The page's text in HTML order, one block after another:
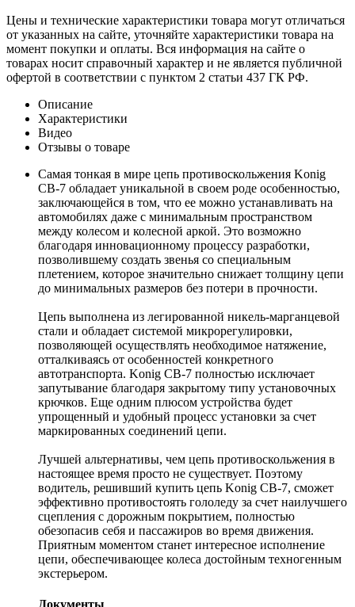
Цены и технические характеристики товара могут отличаться
от указанных на сайте, уточняйте характеристики товара на
момент покупки и оплаты. Вся информация на сайте о
товарах носит справочный характер и не является публичной
офертой в соответствии с пунктом 2 статьи 437 ГК РФ.
Описание
Характеристики
Видео
Отзывы о товаре
Самая тонкая в мире цепь противоскольжения Konig
CB-7 обладает уникальной в своем роде особенностью,
заключающейся в том, что ее можно устанавливать на
автомобилях даже с минимальным пространством
между колесом и колесной аркой. Это возможно
благодаря инновационному процессу разработки,
позволившему создать звенья со специальным
плетением, которое значительно снижает толщину цепи
до минимальных размеров без потери в прочности.
Цепь выполнена из легированной никель-марганцевой
стали и обладает системой микрорегулировки,
позволяющей осуществлять необходимое натяжение,
отталкиваясь от особенностей конкретного
автотранспорта. Konig CB-7 полностью исключает
запутывание благодаря закрытому типу установочных
крючков. Еще одним плюсом устройства будет
упрощенный и удобный процесс установки за счет
маркированных соединений цепи.
Лучшей альтернативы, чем цепь противоскольжения в
настоящее время просто не существует. Поэтому
водитель, решивший купить цепь Konig CB-7, сможет
эффективно противостоять гололеду за счет наилучшего
сцепления с дорожным покрытием, полностью
обезопасив себя и пассажиров во время движения.
Приятным моментом станет интересное исполнение
цепи, обеспечивающее колеса достойным техногенным
экстерьером.
Документы